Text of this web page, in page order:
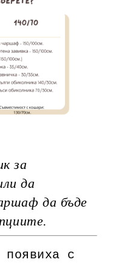
за
да
да бъде
появиха с